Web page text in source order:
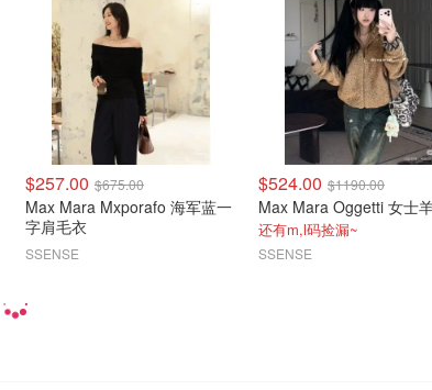
$257.00 $675.00
Max Mara Mxporafo 海军蓝一
字肩毛衣
SSENSE
$524.00 $1190.00
还有m,l码捡漏~
SSENSE